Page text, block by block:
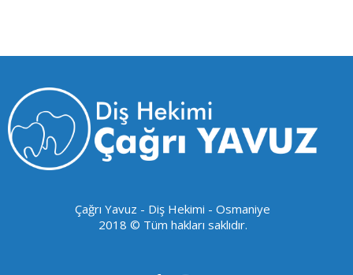
Çağrı Yavuz - Diş Hekimi - Osmaniye
2018 © Tüm hakları saklıdır.